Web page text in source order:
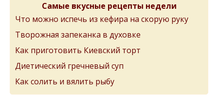
Самые вкусные рецепты недели
Что можно испечь из кефира на скорую руку
Творожная запеканка в духовке
Как приготовить Киевский торт
Диетический гречневый суп
Как солить и вялить рыбу